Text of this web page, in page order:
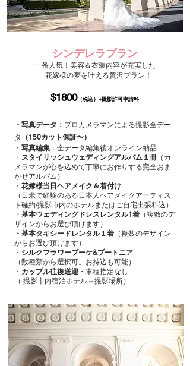
シンデレラプラン
一番人気！美容＆衣装内容が充実した
花嫁様の夢を叶える贅沢プラン！
$1800（税込）+撮影許可申請料
・写真データ： プロカメラマンによる撮影全デー
タ
（150カット保証〜）
・ 写真編集 ：全データ編集後オンライン納品
・ スタイリッシュウェディングアルバム１冊 （ カ
メラマンが心を込めて丁寧にお作りする完全おま
かせアルバム）
・ 花嫁様当日ヘアメイク＆着付け
（日米で経験のある日本人ヘアメイクアーティス
ト確約/撮影市内のホテルまたはご自宅出張料込）
・ 基本ウェディングドレスレンタル1着 （複数のデ
ザインからお選び頂けます）
・ ​基本タキシードレンタル１着 （複数のデザイン
からお選び頂けます）
・ シルクフラワーブーケ&ブートニア
（数種類から選択可。お持込も可能）
・ カップル往復送迎 ・車種指定なし
（ 撮影市内宿泊ホテル⇔撮影場所）​​